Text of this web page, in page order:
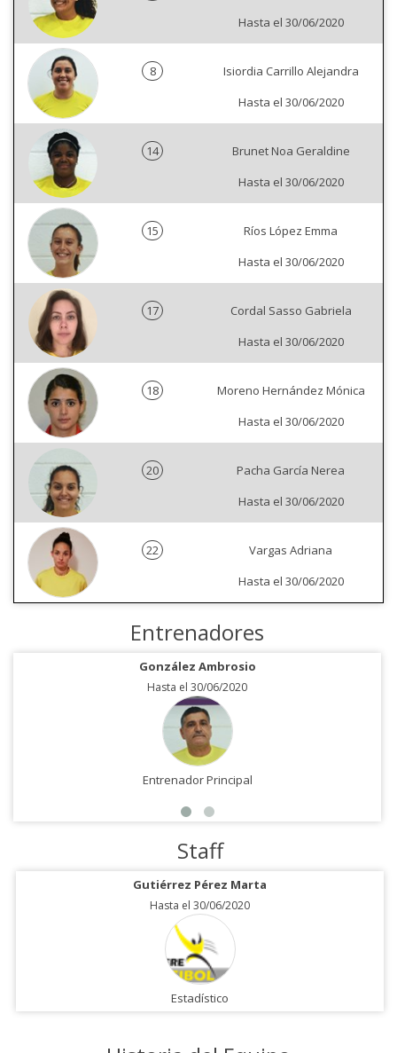
Hasta el 30/06/2020
8
Isiordia Carrillo Alejandra
Hasta el 30/06/2020
14
Brunet Noa Geraldine
Hasta el 30/06/2020
15
Ríos López Emma
Hasta el 30/06/2020
17
Cordal Sasso Gabriela
Hasta el 30/06/2020
18
Moreno Hernández Mónica
Hasta el 30/06/2020
20
Pacha García Nerea
Hasta el 30/06/2020
22
Vargas Adriana
Hasta el 30/06/2020
Entrenadores
González Ambrosio
Hasta el 30/06/2020
Entrenador Principal
Staff
Gutiérrez Pérez Marta
Hasta el 30/06/2020
Estadístico